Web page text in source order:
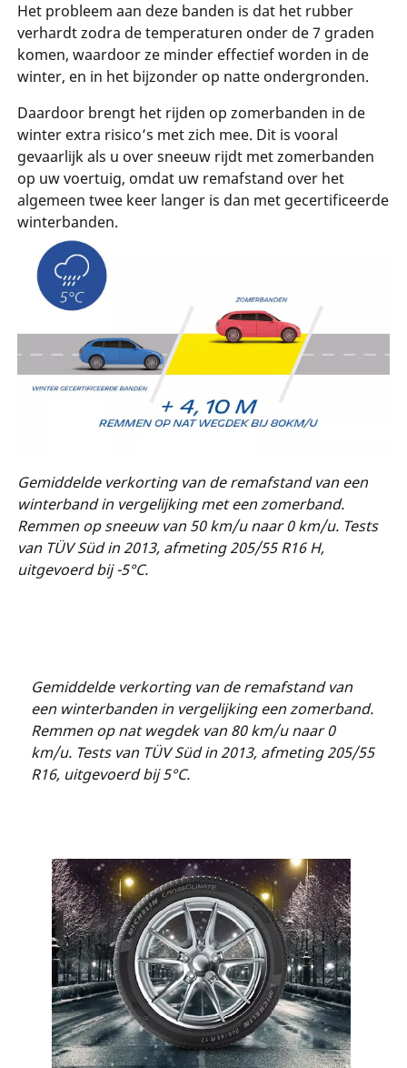
Het probleem aan deze banden is dat het rubber
verhardt zodra de temperaturen onder de 7 graden
komen, waardoor ze minder effectief worden in de
winter, en in het bijzonder op natte ondergronden.
Daardoor brengt het rijden op zomerbanden in de
winter extra risico’s met zich mee. Dit is vooral
gevaarlijk als u over sneeuw rijdt met zomerbanden
op uw voertuig, omdat uw remafstand over het
algemeen twee keer langer is dan met gecertificeerde
winterbanden.
Gemiddelde verkorting van de remafstand van een
winterband in vergelijking met een zomerband.
Remmen op sneeuw van 50 km/u naar 0 km/u. Tests
van TÜV Süd in 2013, afmeting 205/55 R16 H,
uitgevoerd bij -5°C.
Gemiddelde verkorting van de remafstand van
een winterbanden in vergelijking een zomerband.
Remmen op nat wegdek van 80 km/u naar 0
km/u. Tests van TÜV Süd in 2013, afmeting 205/55
R16, uitgevoerd bij 5°C.